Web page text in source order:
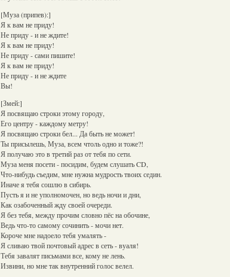
[Муза (припев):]
Я к вам не приду!
Не приду - и не ждите!
Я к вам не приду!
Не приду - сами пишите!
Я к вам не приду!
Не приду - и не ждите
Вы!
[Змей:]
Я посвящаю строки этому городу,
Его центру - каждому метру!
Я посвящаю строки бел... Да быть не может!
Ты присылешь, Муза, всем чтоль одно и тоже?!
Я получаю это в третий раз от тебя по сети.
Муза меня посети - посидим, будем слушать CD,
Что-нибудь съедим, мне нужна мудрость твоих седин.
Иначе я тебя сошлю в сибирь.
Пусть я и не уполномочен, но ведь ночи и дни,
Как озабоченный жду своей очереди.
Я без тебя, между прочим словно пёс на обочине,
Ведь что-то самому сочинить - мочи нет.
Короче мне надоело тебя умалять -
Я сливаю твой почтовый адрес в сеть - вуаля!
Тебя завалят письмами все, кому не лень.
Извини, но мне так внутренний голос велел.